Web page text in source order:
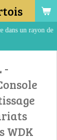
dans un rayon de
-
WDK